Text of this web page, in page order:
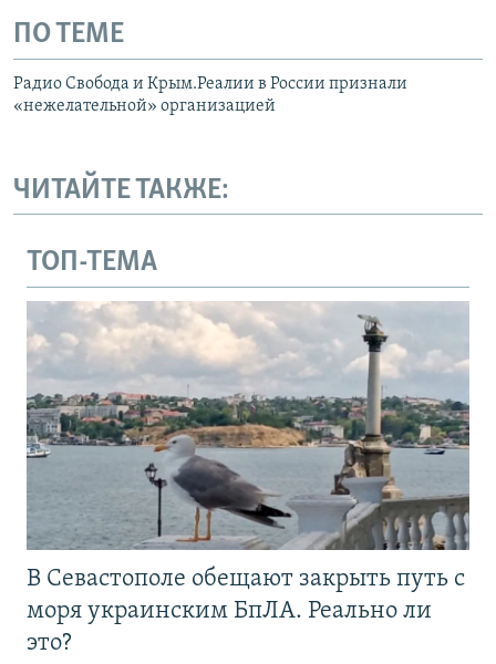
ПО ТЕМЕ
Радио Свобода и Крым.Реалии в России признали
«нежелательной» организацией
ЧИТАЙТЕ ТАКЖЕ:
ТОП-ТЕМА
В Севастополе обещают закрыть путь с
моря украинским БпЛА. Реально ли
это?